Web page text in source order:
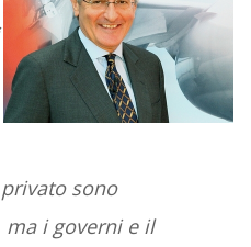
sono
i governi e il